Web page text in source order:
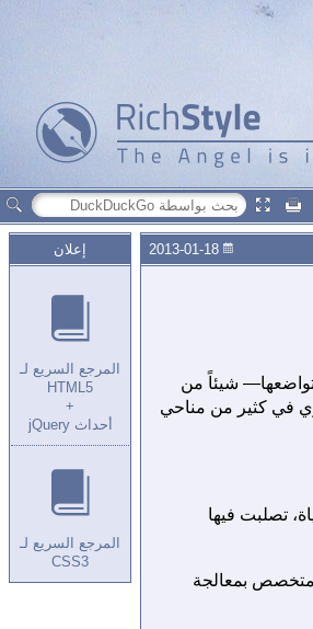
إعلان
المرجع السريع لـ
HTML5
+
أحداث jQuery
المرجع السريع لـ
CSS3
2013-01-18
شيئاً من
في كثير من مناحي
تصلبت فيها
متخصص بمعالجة